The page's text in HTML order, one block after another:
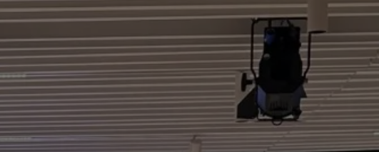
Emprendimiento en
Contenidos Digitales y
CANARIAS)
Emprende
Startup
Centro de Negocios
Formación 'in Company'